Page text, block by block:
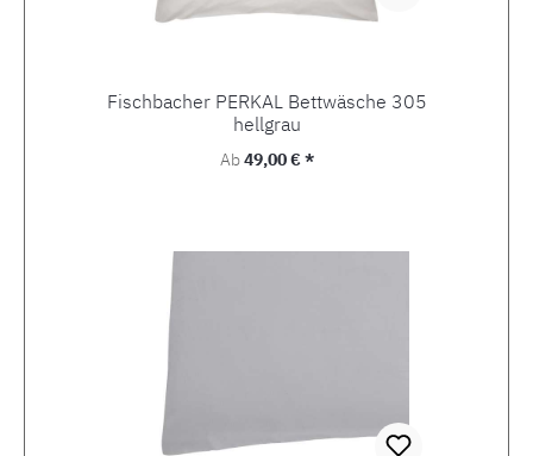
Fischbacher PERKAL Bettwäsche 305
hellgrau
Regulärer Preis:
Ab49,00 € *